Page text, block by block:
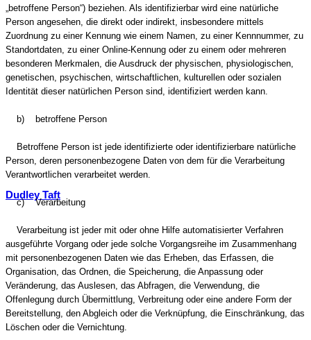
Dudley Taft
„betroffene Person“) beziehen. Als identifizierbar wird eine natürliche
Person angesehen, die direkt oder indirekt, insbesondere mittels
Zuordnung zu einer Kennung wie einem Namen, zu einer Kennnummer, zu
Standortdaten, zu einer Online-Kennung oder zu einem oder mehreren
besonderen Merkmalen, die Ausdruck der physischen, physiologischen,
genetischen, psychischen, wirtschaftlichen, kulturellen oder sozialen
Identität dieser natürlichen Person sind, identifiziert werden kann.
b) betroffene Person
Betroffene Person ist jede identifizierte oder identifizierbare natürliche
Person, deren personenbezogene Daten von dem für die Verarbeitung
Verantwortlichen verarbeitet werden.
c) Verarbeitung
Verarbeitung ist jeder mit oder ohne Hilfe automatisierter Verfahren
ausgeführte Vorgang oder jede solche Vorgangsreihe im Zusammenhang
mit personenbezogenen Daten wie das Erheben, das Erfassen, die
Organisation, das Ordnen, die Speicherung, die Anpassung oder
Veränderung, das Auslesen, das Abfragen, die Verwendung, die
Offenlegung durch Übermittlung, Verbreitung oder eine andere Form der
Bereitstellung, den Abgleich oder die Verknüpfung, die Einschränkung, das
Löschen oder die Vernichtung.